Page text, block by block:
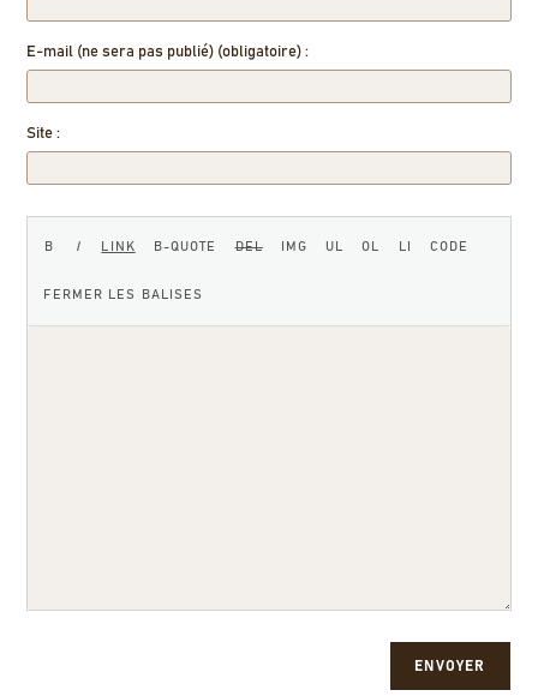
E-mail (ne sera pas publié) (obligatoire) :
Site :
ENVOYER